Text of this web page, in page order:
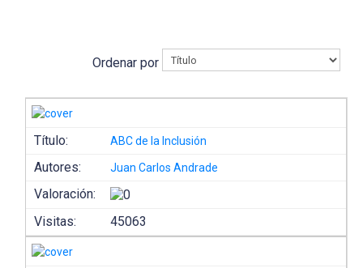
Ordenar por
Título: ABC de la Inclusión
Autores: Juan Carlos Andrade
Valoración:
Visitas:
45063